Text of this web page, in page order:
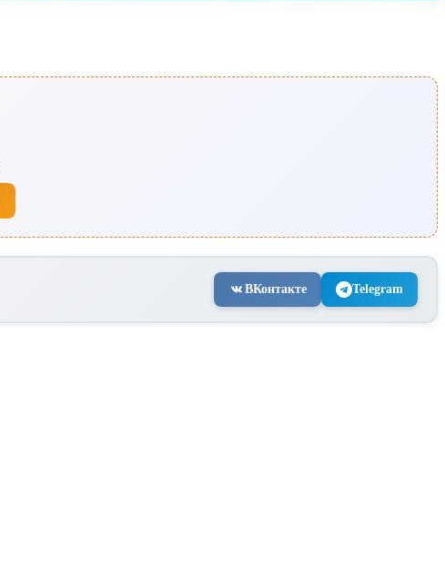
ВКонтакте Telegram